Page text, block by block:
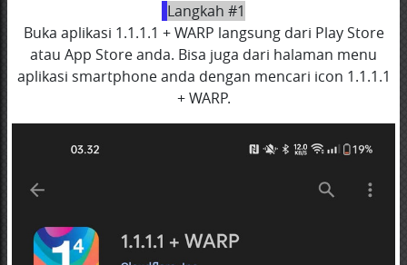
Langkah #1
Buka aplikasi 1.1.1.1 + WARP langsung dari Play Store
atau App Store anda. Bisa juga dari halaman menu
aplikasi smartphone anda dengan mencari icon 1.1.1.1
+ WARP.